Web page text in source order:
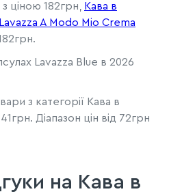
з ціною 182грн,
Кава в
A Modo Mio Crema
Lavazza Blue в 2026
з категорії Кава в
Діапазон цін від 72грн
на Кава в